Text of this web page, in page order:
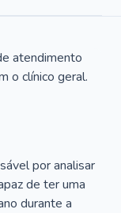
atendimento
o clínico geral.
por analisar
de ter uma
durante a